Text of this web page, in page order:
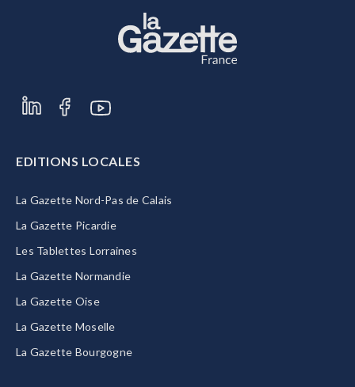
EDITIONS LOCALES
La Gazette Nord-Pas de Calais
La Gazette Picardie
Les Tablettes Lorraines
La Gazette Normandie
La Gazette Oise
La Gazette Moselle
La Gazette Bourgogne